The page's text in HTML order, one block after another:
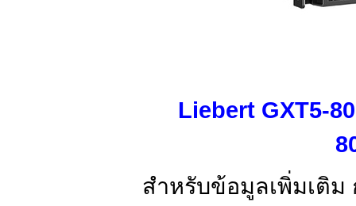
Liebert GXT5-
สำหรับข้อมูลเพิ่มเติ